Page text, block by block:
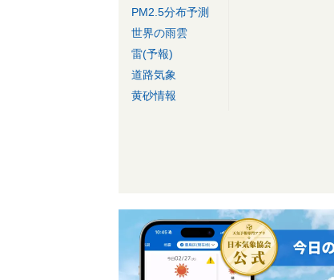
PM2.5分布予測
世界の雨雲
雷(予報)
道路気象
黄砂情報